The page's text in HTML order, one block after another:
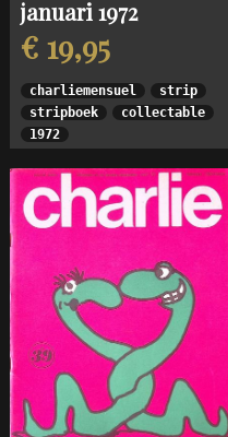
januari 1972
€ 19,95
charliemensuel
strip
stripboek
collectable
1972